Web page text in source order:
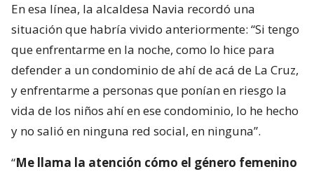
En esa línea, la alcaldesa Navia recordó una
situación que habría vivido anteriormente: “Si tengo
que enfrentarme en la noche, como lo hice para
defender a un condominio de ahí de acá de La Cruz,
y enfrentarme a personas que ponían en riesgo la
vida de los niños ahí en ese condominio, lo he hecho
y no salió en ninguna red social, en ninguna”.
“Me llama la atención cómo el género femenino